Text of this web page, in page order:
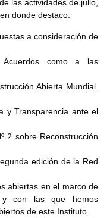
las actividades de julio,
donde destaco:
a consideración de
como a las
Abierta Mundial.
y Transparencia ante el
2 sobre Reconstrucción
edición de la Red
abiertas en el marco de
con las que hemos
de este Instituto.